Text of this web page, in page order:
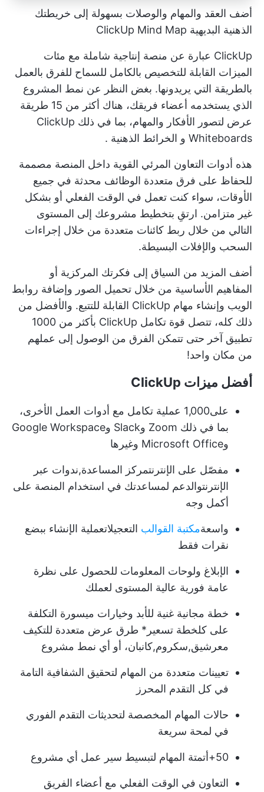
أضف العقد والمهام والوصلات بسهولة إلى خريطتك
الذهنية البديهية ClickUp Mind Map
ClickUp عبارة عن منصة إنتاجية شاملة مع مئات
الميزات القابلة للتخصيص بالكامل للسماح للفرق بالعمل
بالطريقة التي يريدونها. بغض النظر عن نمط المشروع
الذي يستخدمه أعضاء فريقك، هناك أكثر من 15 طريقة
عرض لتصور الأفكار والمهام، بما في ذلك ClickUp
Whiteboards و الخرائط الذهنية .
هذه أدوات التعاون المرئي القوية داخل المنصة مصممة
للحفاظ على فرق متعددة الوظائف محدثة في جميع
الأوقات، سواء كنت تعمل في الوقت الفعلي أو بشكل
غير متزامن. ارتقِ بتخطيط مشروعك إلى المستوى
التالي من خلال ربط كائنات متعددة من خلال إجراءات
السحب والإفلات البسيطة.
أضف المزيد من السياق إلى فكرتك المركزية أو
المفاهيم الأساسية من خلال تحميل الصور وإضافة روابط
الويب وإنشاء مهام ClickUp القابلة للتتبع. والأفضل من
ذلك كله، تتصل قوة تكامل ClickUp بأكثر من 1000
تطبيق آخر حتى تتمكن الفرق من الوصول إلى عملهم
من مكان واحد!
أفضل ميزات ClickUp
على1,000 عملية تكامل
مع أدوات العمل الأخرى،
بما في ذلك Zoom وSlack وGoogle Workspace
وMicrosoft Office وغيرها
مفصّل على الإنترنتمركز المساعدة,ندوات عبر
الإنترنتوالدعم لمساعدتك في استخدام المنصة على
أكمل وجه
واسعةمكتبة القوالب التعجيلاتعملية الإنشاء ببضع
نقرات فقط
الإبلاغ ولوحات المعلومات للحصول على نظرة
عامة فورية عالية المستوى لعملك
خطة مجانية غنية للأبد وخيارات ميسورة التكلفة
على كلخطة تسعير * طرق عرض متعددة للتكيف
معرشيق,سكروم,كانبان، أو أي نمط مشروع
تعيينات متعددة من المهام لتحقيق الشفافية التامة
في كل التقدم المحرز
حالات المهام المخصصة لتحديثات التقدم الفوري
في لمحة سريعة
50+ أتمتة المهام لتبسيط سير عمل أي مشروع
التعاون في الوقت الفعلي مع أعضاء الفريق